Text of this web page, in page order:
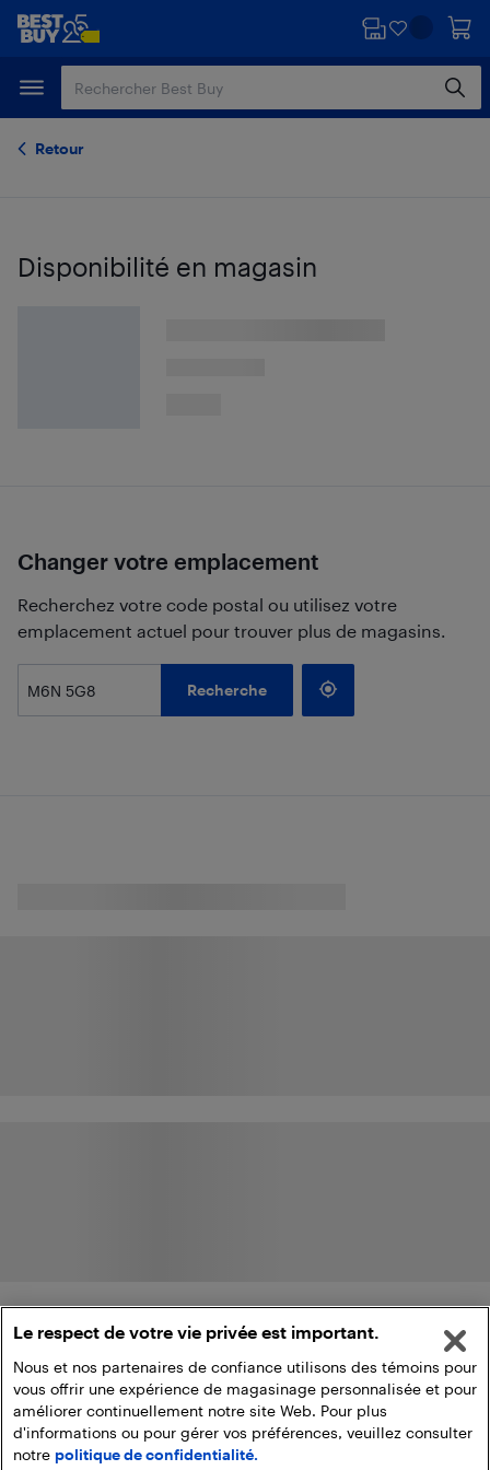
Passer
principal
Passer
Retour
Disponibilité en magasin
Changer votre emplacement
Recherchez votre code postal ou utilisez votre
emplacement actuel pour trouver plus de magasins.
Recherche
Le respect de votre vie privée est important.
Nous et nos partenaires de confiance utilisons des témoins pour
vous offrir une expérience de magasinage personnalisée et pour
améliorer continuellement notre site Web. Pour plus
d'informations ou pour gérer vos préférences, veuillez consulter
notre politique de confidentialité.